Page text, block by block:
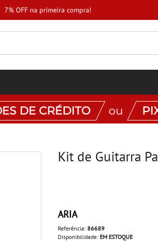
7% OFF na primeira compra!
DE CRÉDITO ou
Kit de Guitarra
ARIA
Referência: 86689
Disponibilidade: EM ESTOQUE